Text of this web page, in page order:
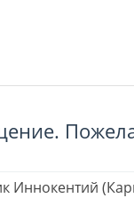
Иннокентий